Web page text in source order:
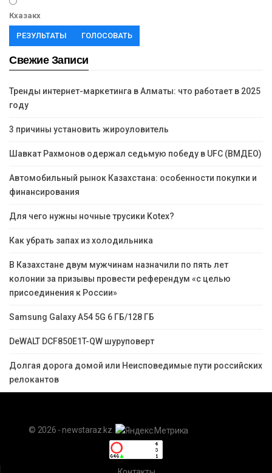
Кхазакх
РЕЗУЛЬТАТЫ ГОЛОСОВАТЬ
Свежие Записи
Тренды интернет-маркетинга в Алматы: что работает в 2025
году
3 причины установить жироуловитель
Шавкат Рахмонов одержал седьмую победу в UFC (ВМДЕО)
Автомобильный рынок Казахстана: особенности покупки и
финансирования
Для чего нужны ночные трусики Kotex?
Как убрать запах из холодильника
В Казахстане двум мужчинам назначили по пять лет
колонии за призывы провести референдум «с целью
присоединения к России»
Samsung Galaxy A54 5G 6 ГБ/128 ГБ
DeWALT DCF850E1T-QW шуруповерт
Долгая дорога домой или Неисповедимые пути российских
релокантов
© 2026 - newstaraz.kz.